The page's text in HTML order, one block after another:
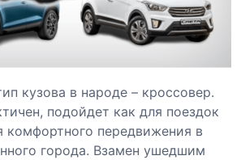
кузова в народе – кроссовер.
подойдет как для поездок
комфортного передвижения в
города. Взамен ушедшим